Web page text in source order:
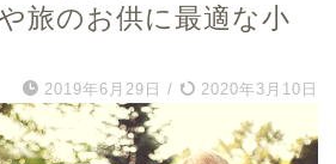
旅のお供に最適な小
2019年6月29日 / 2020年3月10日